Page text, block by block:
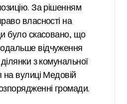
За рішенням
власності на
було скасовано, що
відчуження
з комунальної
на вулиці Медовій
громади.